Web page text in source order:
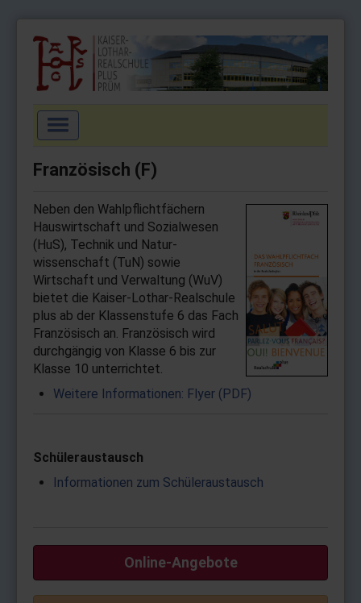
Navigation
an/aus
Schulgemeinschaft
Schulprofil
Wahlpflichtfächer
Arbeitsgemeinschaften
Service
Impressum
Französisch (F)
Neben den Wahlpflichtfächern
Hauswirt­schaft und Sozial­wesen
(HuS), Technik und Natur­
wissenschaft (TuN) sowie
Wirtschaft und Verwaltung (WuV)
bietet die Kaiser-Lothar-Realschule
plus ab der Klassenstufe 6 das Fach
Französisch an. Französisch wird
durchgängig von Klasse 6 bis zur
Klasse 10 unterrichtet.
Weitere Informationen: Flyer (PDF)
Schüleraustausch
Informationen zum Schüleraustausch
Online-Angebote